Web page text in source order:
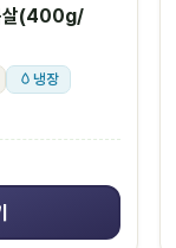
살(400g/
냉장